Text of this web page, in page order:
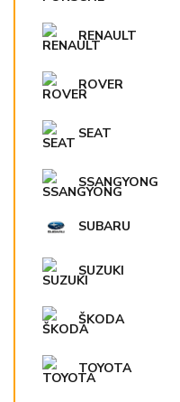
RENAULT
ROVER
SEAT
SSANGYONG
SUBARU
SUZUKI
ŠKODA
TOYOTA